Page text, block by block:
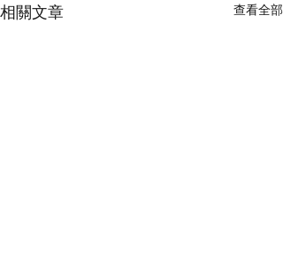
相關文章 查看全部